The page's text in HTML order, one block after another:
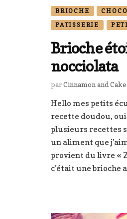
BRIOCHE
PATISSERIE
Brioche
nocciolata
parCinnamon and Cake
Hello mes petits
recette doudou, oui
plusieurs recettes
un aliment que
provient du livre «
c’était une brioche